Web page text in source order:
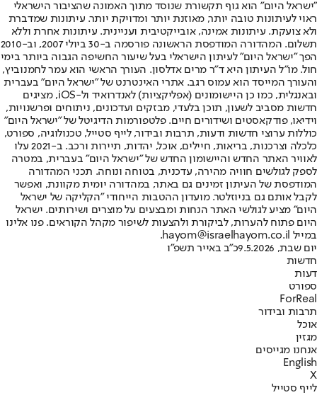
"ישראל היום" הוא גוף תקשורת שנוסד מתוך האמונה שהציבור הישראלי
ראוי לעיתונות טובה יותר, מאוזנת יותר ומדויקת יותר. עיתונות שמדברת
ולא צועקת. עיתונות אמינה, אובייקטיבית ועניינית. עיתונות אחרת וללא
תשלום. המהדורה המודפסת הראשונה פורסמה ב-30 ביולי 2007, וב-2010
הפך "ישראל היום" לעיתון הישראלי בעל שיעור החשיפה הגבוה ביותר בימי
חול. מו"ל העיתון היא ד"ר מרים אדלסון. העורך הראשי הוא עמר לחמנוביץ,
והעורך המייסד הוא עמוס רגב. אתרי האינטרנט של "ישראל היום" בעברית
ובאנגלית, כמו כן היישומונים (אפליקציות) לאנדרואיד ול-iOS, מציגים
חדשות מסביב לשעון, תוכן בלעדי, מבזקים ועדכונים, ניתוחים ופרשנויות,
וידיאו, פודקאסטים ושידורים חיים. פלטפורמות הדיגיטל של "ישראל היום"
כוללות ערוצי חדשות ודעות, תרבות ובידור, לייף סטייל, טכנולוגיה, ספורט,
כלכלה וצרכנות, בריאות, חיילים, אוכל, יהדות, תיירות ורכב. ב-2021 עלו
לאוויר האתר החדש והיישומון החדש של "ישראל היום" בעברית, במטרה
לספק לגולשים חוויה מהירה, עדכנית, בטוחה ונוחה. תכני המהדורה
המודפסת של העיתון זמינים גם באתר, במהדורה יומית מקוונת, ואפשר
לקבל אותם גם בניוזלטר. מועדון ההטבות הייחודי "הקליקה של ישראל
היום" מציע לגולשי האתר הנחות ומבצעים על מוצרים ושירותים. ישראל
היום פתוח להערות, לביקורת ולהצעות לשיפור מקהל הקוראים. פנו אלינו
במייל hayom@israelhayom.co.il.
יום שבת, 9.5.2026
כ"ב באייר תשפ"ו
חדשות
דעות
ספורט
ForReal
תרבות ובידור
אוכל
מגזין
אנחנו מגייסים
English
X
לייף סטייל